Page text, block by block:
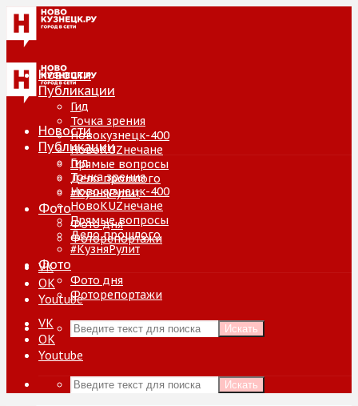
Новости
Публикации
Гид
Точка зрения
Новокузнецк-400
НовоKUZнечане
Прямые вопросы
Дело прошлого
#КузняРулит
Фото
Фото дня
Фоторепортажи
VK
ОК
Youtube
Искать
Новости
Публикации
Гид
Точка зрения
Новокузнецк-400
НовоKUZнечане
Прямые вопросы
Дело прошлого
#КузняРулит
Фото
Фото дня
Фоторепортажи
VK
ОК
Youtube
Искать